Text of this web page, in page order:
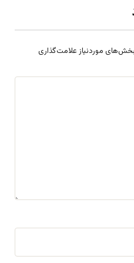
بخش‌های موردنیاز علامت‌گذاری